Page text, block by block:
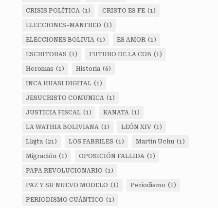
CRISIS POLÍTICA (1) CRISTO ES FE (1)
ELECCIONES-MANFRED (1)
ELECCIONES BOLIVIA (1) ES AMOR (1)
ESCRITORAS (1) FUTURO DE LA COB (1)
Heroinas (1) Historia (6)
INCA HUASI DIGITAL (1)
JESUCRISTO COMUNICA (1)
JUSTICIA FISCAL (1) KANATA (1)
LA WATHIA BOLIVIANA (1) LEÓN XIV (1)
Llajta (21) LOS FABRILES (1) Martin Uchu (1)
Migración (1) OPOSICIÓN FALLIDA (1)
PAPA REVOLUCIONARIO (1)
PAZ Y SU NUEVO MODELO (1) Periodismo (1)
PERIODISMO CUÁNTICO (1)